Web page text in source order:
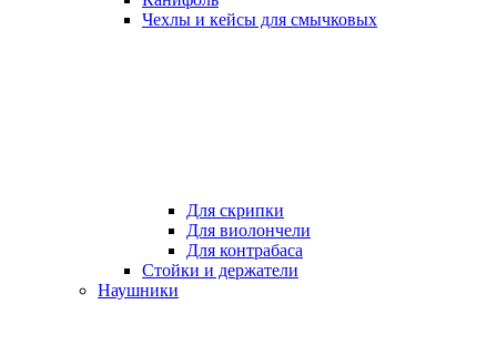
Чехлы и кейсы для смычковых
Для скрипки
Для виолончели
Для контрабаса
Стойки и держатели
Наушники